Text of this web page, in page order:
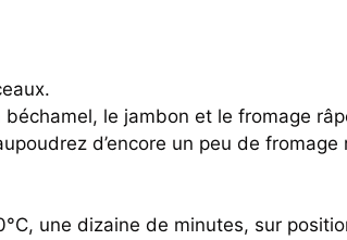
le jambon et le fromage
d’encore un peu de fromage
une dizaine de minutes, sur